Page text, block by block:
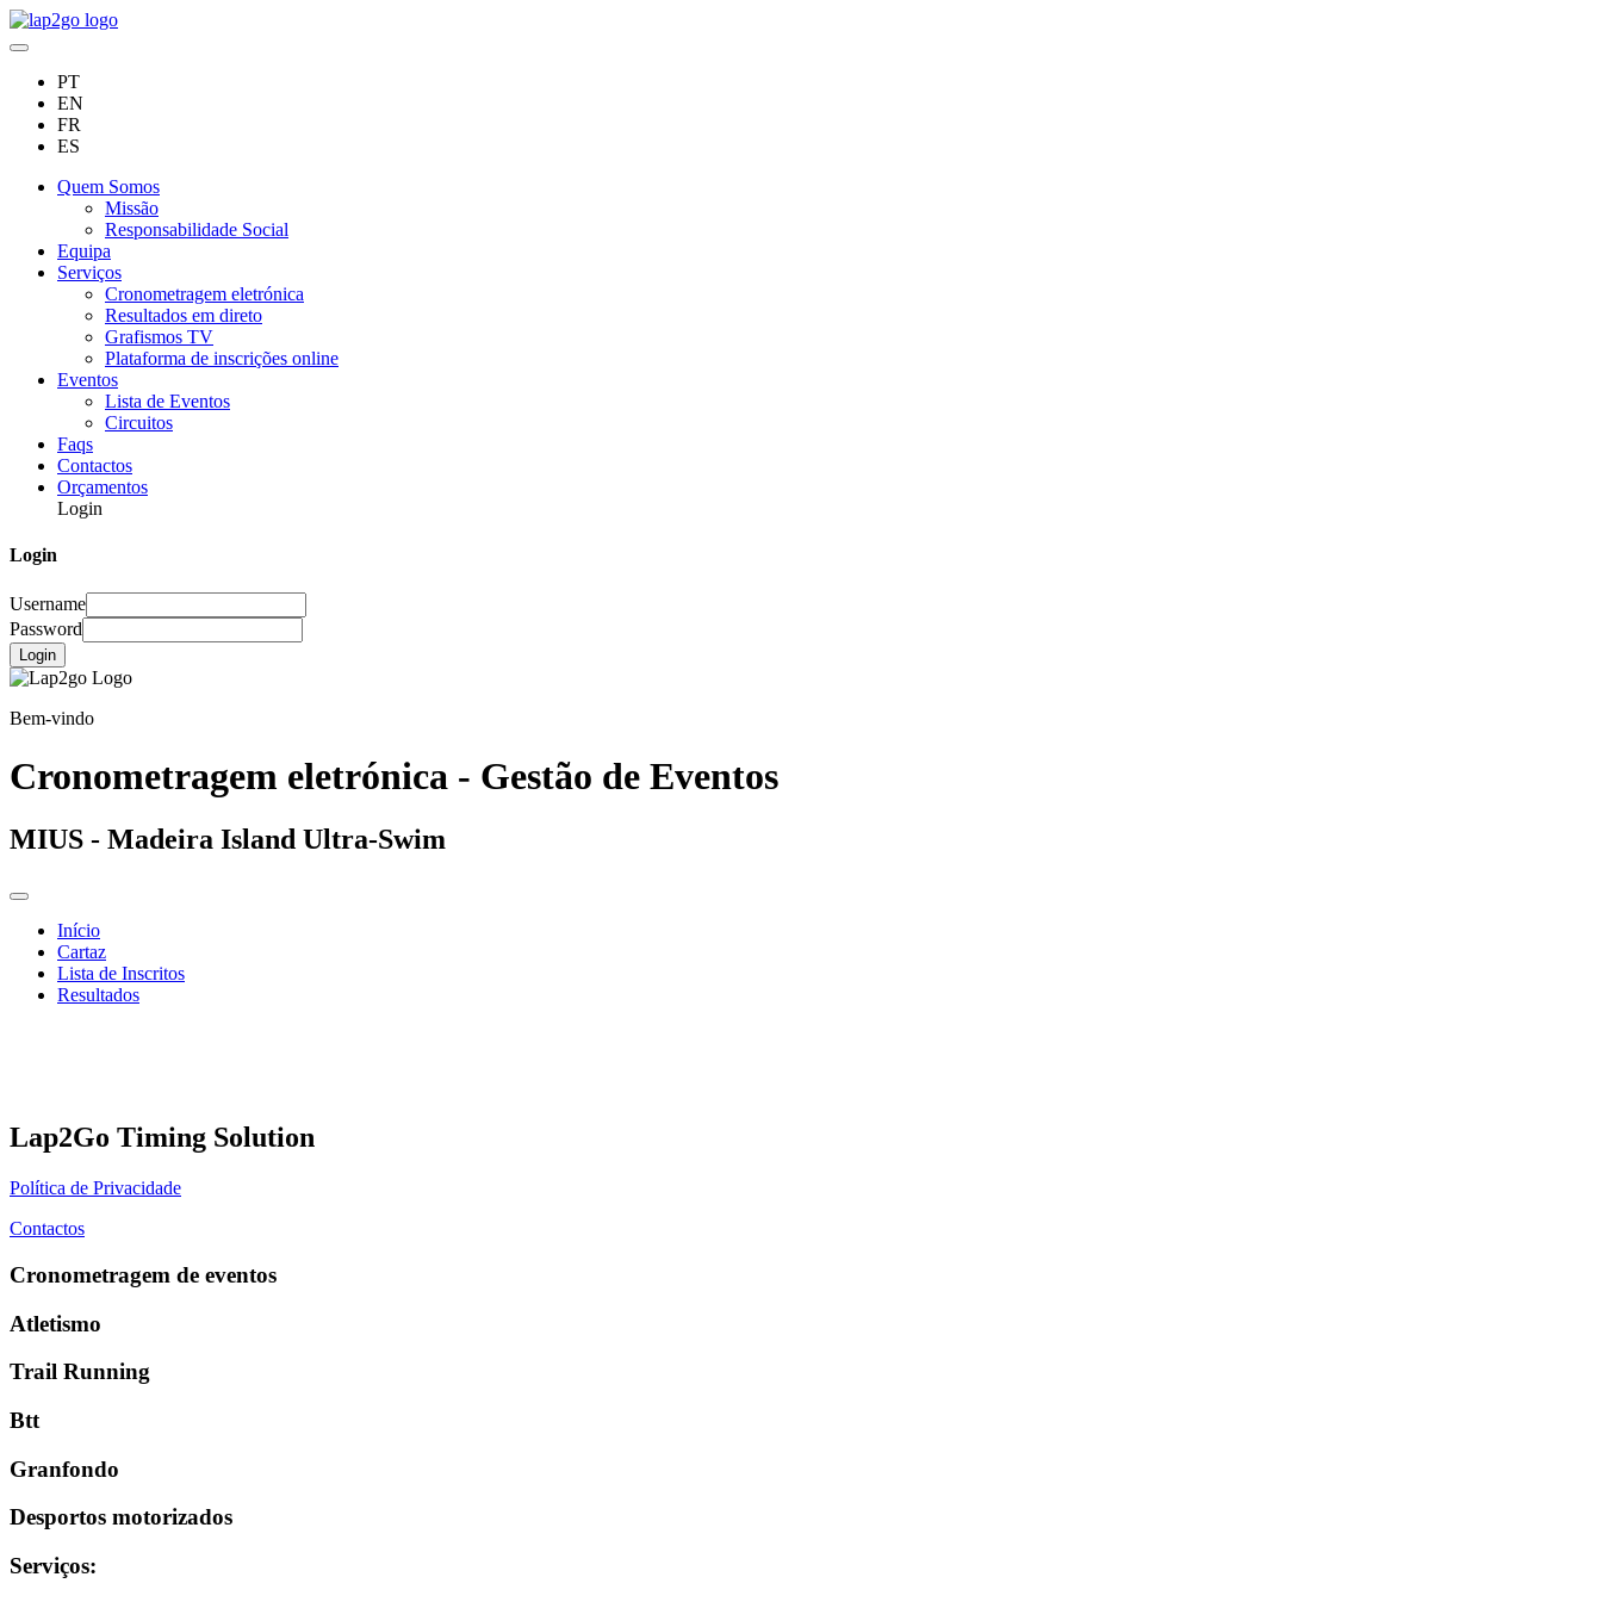
PT
EN
FR
ES
Quem Somos
Missão
Responsabilidade Social
Equipa
Serviços
Cronometragem eletrónica
Resultados em direto
Grafismos TV
Plataforma de inscrições online
Eventos
Lista de Eventos
Circuitos
Faqs
Contactos
Orçamentos
Login
Login
Username
Password
Login
Bem-vindo
Cronometragem eletrónica - Gestão de Eventos
MIUS - Madeira Island Ultra-Swim
Início
Cartaz
Lista de Inscritos
Resultados
Lap2Go Timing Solution
Política de Privacidade
Contactos
Cronometragem de eventos
Atletismo
Trail Running
Btt
Granfondo
Desportos motorizados
Serviços: